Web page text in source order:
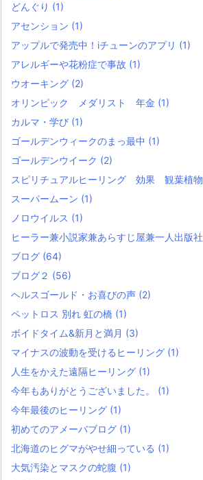
どんぐり (1)
アセンション (1)
アップルで発売中！iチューンのアプリ (1)
アレルギーや花粉症で事故 (1)
ウオーキング (2)
オリンピック メダリスト 年金 (1)
カルマ・学び (1)
ゴールデンウィークのまっ最中 (1)
ゴールデンウイーク (2)
スピリチュアルヒーリング 効果 観葉植物
スーパームーン (1)
ノロウイルス (1)
ヒーラー兼小説家兼あらすじ屋兼一人出版社
ブログ (64)
ブログ２ (56)
ヘルスゴールド・お喜びの声 (2)
ペットロス 別れ 虹の橋 (1)
ボイドタイム&新月と満月 (3)
マイナスの波動を受けるヒーリング (1)
人生をかえた遠隔ヒーリング (1)
今年もありがとうございました。 (1)
今年最後のヒーリング (1)
初めてのアメーバブログ (1)
北海道のヒグマがやせ細っている (1)
大気汚染とマスクの蛇腹 (1)